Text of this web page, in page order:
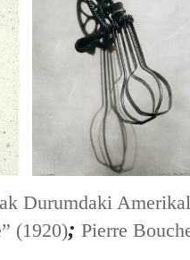
Durumdaki
(1920); Pierre